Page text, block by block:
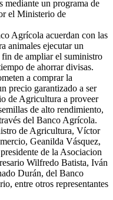
mediante un programa de
el Ministerio de
Agrícola acuerdan con las
animales ejecutar un
de ampliar el suministro
de ahorrar divisas.
a comprar la
precio garantizado a ser
de Agricultura a proveer
de alto rendimiento,
del Banco Agrícola.
de Agricultura, Víctor
Geanilda Vásquez,
de la Asociacion
Wilfredo Batista, Iván
Durán, del Banco
entre otros representantes